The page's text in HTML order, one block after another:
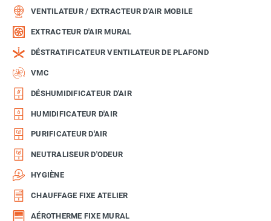
VENTILATEUR / EXTRACTEUR D'AIR MOBILE
EXTRACTEUR D'AIR MURAL
DÉSTRATIFICATEUR VENTILATEUR DE PLAFOND
VMC
DÉSHUMIDIFICATEUR D'AIR
HUMIDIFICATEUR D'AIR
PURIFICATEUR D'AIR
NEUTRALISEUR D'ODEUR
HYGIÈNE
CHAUFFAGE FIXE ATELIER
AÉROTHERME FIXE MURAL